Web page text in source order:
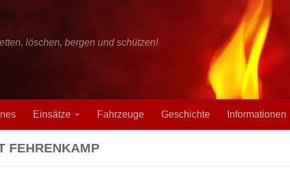
löschen, bergen und schützen!
Einsätze Fahrzeuge Geschichte Informationen
FEHRENKAMP